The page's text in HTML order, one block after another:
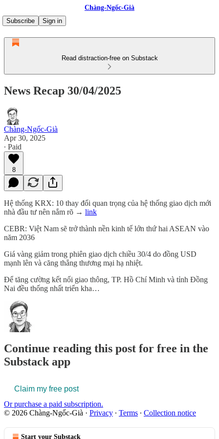
Chàng-Ngốc-Già
Subscribe
Sign in
Read distraction-free on Substack
News Recap 30/04/2025
Chàng-Ngốc-Già
Apr 30, 2025
∙ Paid
8
Hệ thống KRX: 10 thay đổi quan trọng của hệ thống giao dịch mới
nhà đầu tư nên nắm rõ → link
CEBR: Việt Nam sẽ trở thành nền kinh tế lớn thứ hai ASEAN vào
năm 2036
Giá vàng giảm trong phiên giao dịch chiều 30/4 do đồng USD
mạnh lên và căng thẳng thương mại hạ nhiệt.
Để tăng cường kết nối giao thông, TP. Hồ Chí Minh và tỉnh Đồng
Nai đều thống nhất triển kha…
Continue reading this post for free in the
Substack app
Claim my free post
Or purchase a paid subscription.
© 2026 Chàng-Ngốc-Già · Privacy ∙ Terms ∙ Collection notice
Start your Substack